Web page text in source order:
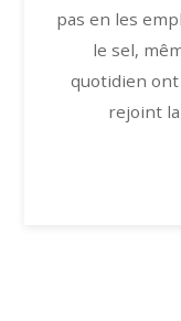
pas en les
le sel,
quotidien
rejoint la